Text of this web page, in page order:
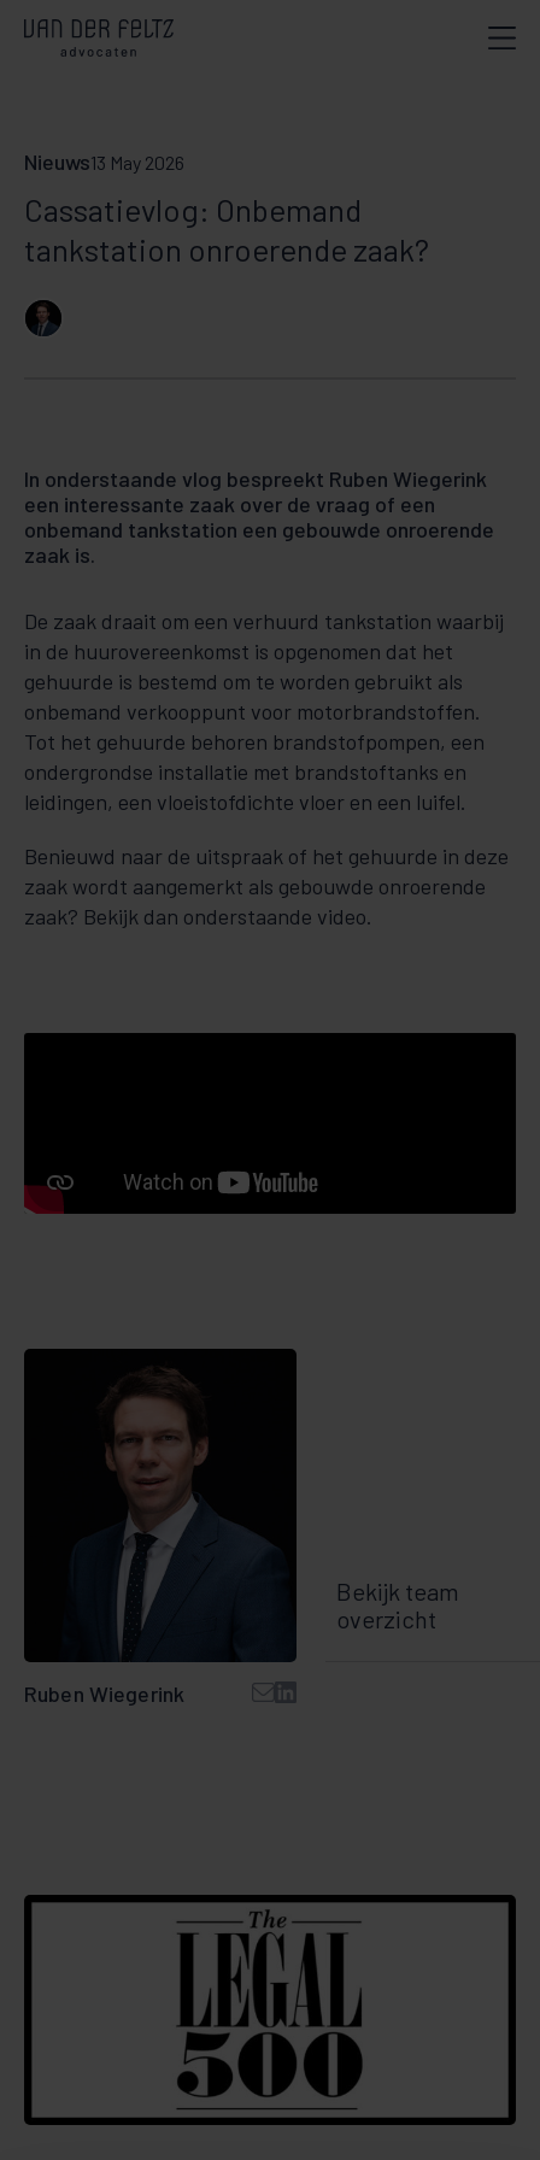
Nieuws13 May 2026
Cassatievlog: Onbemand
tankstation onroerende zaak?
In onderstaande vlog bespreekt Ruben Wiegerink
een interessante zaak over de vraag of een
onbemand tankstation een gebouwde onroerende
zaak is.
De zaak draait om een verhuurd tankstation waarbij
in de huurovereenkomst is opgenomen dat het
gehuurde is bestemd om te worden gebruikt als
onbemand verkooppunt voor motorbrandstoffen.
Tot het gehuurde behoren brandstofpompen, een
ondergrondse installatie met brandstoftanks en
leidingen, een vloeistofdichte vloer en een luifel.
Benieuwd naar de uitspraak of het gehuurde in deze
zaak wordt aangemerkt als gebouwde onroerende
zaak? Bekijk dan onderstaande video.
Ruben Wiegerink
Bekijk team
overzicht